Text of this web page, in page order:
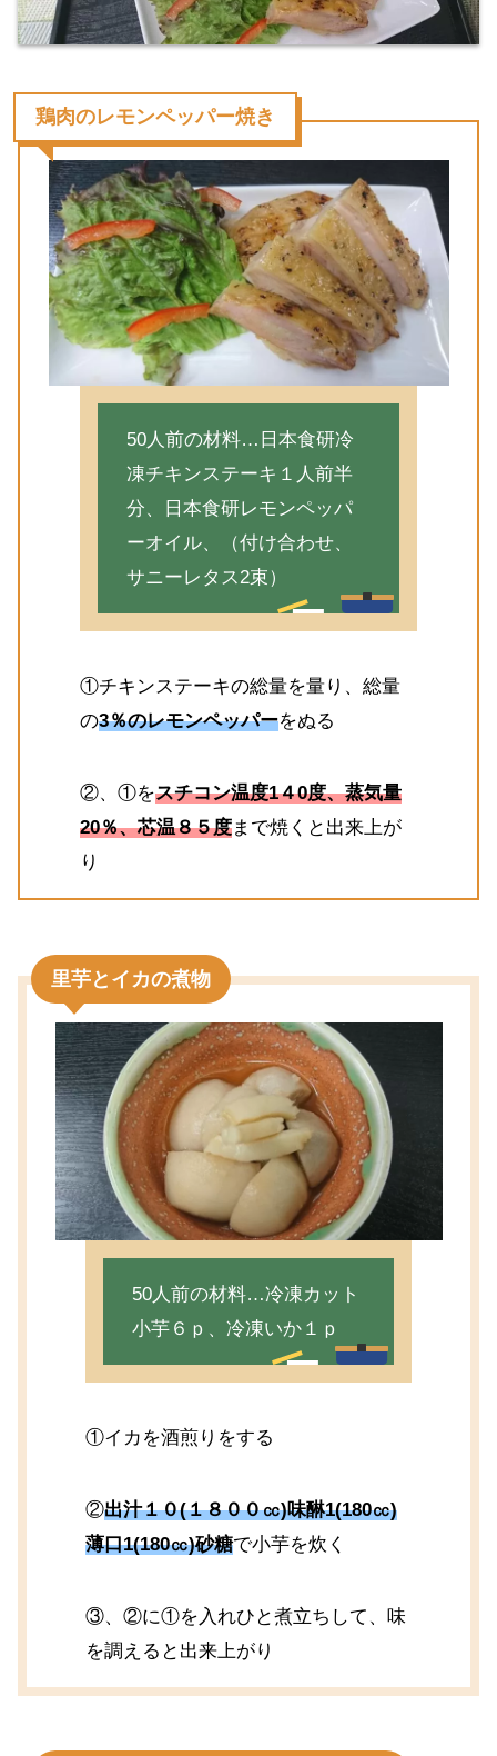
鶏肉のレモンペッパー焼き
50人前の材料…日本食研冷
凍チキンステーキ１人前半
分、日本食研レモンペッパ
ーオイル、（付け合わせ、
サニーレタス2束）
①チキンステーキの総量を量り、総量
の3％のレモンペッパーをぬる
②、①をスチコン温度1４0度、蒸気量
20％、芯温８５度まで焼くと出来上が
り
里芋とイカの煮物
50人前の材料…冷凍カット
小芋６ｐ、冷凍いか１ｐ
①イカを酒煎りをする
②出汁１０(１８００㏄)味醂1(180㏄)
薄口1(180㏄)砂糖で小芋を炊く
③、②に①を入れひと煮立ちして、味
を調えると出来上がり